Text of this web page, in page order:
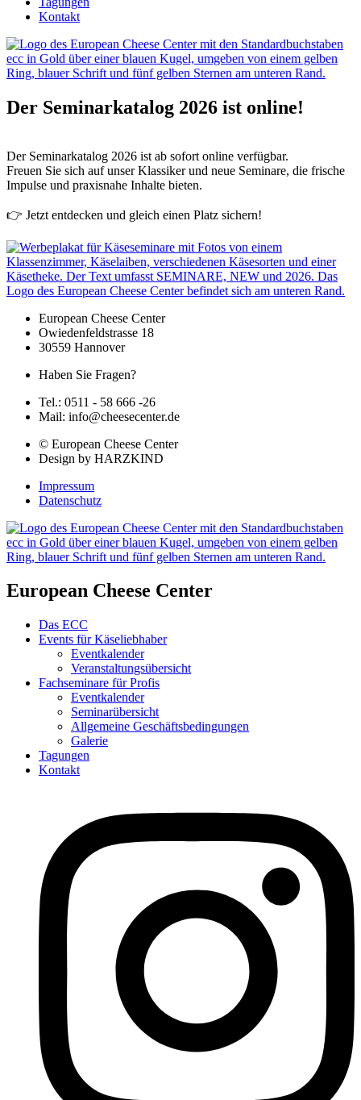
Kontakt
Der Seminarkatalog 2026 ist online!
Der Seminarkatalog 2026 ist ab sofort online verfügbar.
Freuen Sie sich auf unser Klassiker und neue Seminare, die frische
Impulse und praxisnahe Inhalte bieten.
👉 Jetzt entdecken und gleich einen Platz sichern!
European Cheese Center
Owiedenfeldstrasse 18
30559 Hannover
Haben Sie Fragen?
Tel.: 0511 - 58 666 -26
Mail: info@cheesecenter.de
© European Cheese Center
Design by HARZKIND
Impressum
Datenschutz
European Cheese Center
Das ECC
Events für Käseliebhaber
Eventkalender
Veranstaltungsübersicht
Fachseminare für Profis
Eventkalender
Seminarübersicht
Allgemeine Geschäftsbedingungen
Galerie
Tagungen
Kontakt